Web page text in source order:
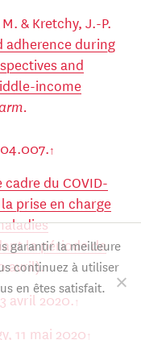
& Kretchy, J.-P.
adherence during
and
income
cadre du COVID-
prise en charge
la période de
avril).
avril 2020.
11 mai 2020
garantir la meilleure
continuez à utiliser
en êtes satisfait.